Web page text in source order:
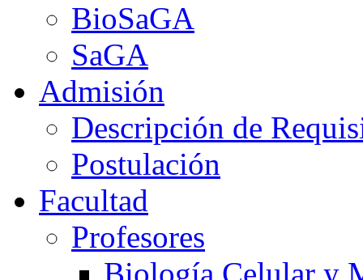
BioSaGA
SaGA
Admisión
Descripción de
Postulación
Facultad
Profesores